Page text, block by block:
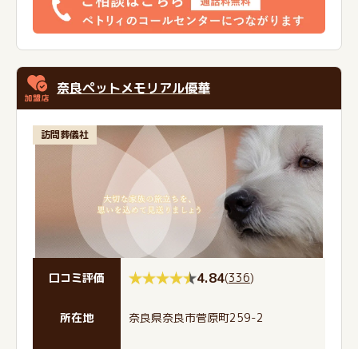
奈良ペットメモリアル優華
訪問葬儀社
口コミ評価 4.84(336)
所在地 奈良県奈良市菅原町259-2